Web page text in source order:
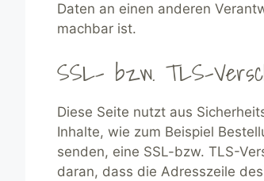
Daten an einen anderen
machbar ist.
SSL- bzw. TLS-
Diese Seite nutzt aus
Inhalte, wie zum Beispiel
senden, eine SSL-bzw. TLS-
daran, dass die Adresszeile